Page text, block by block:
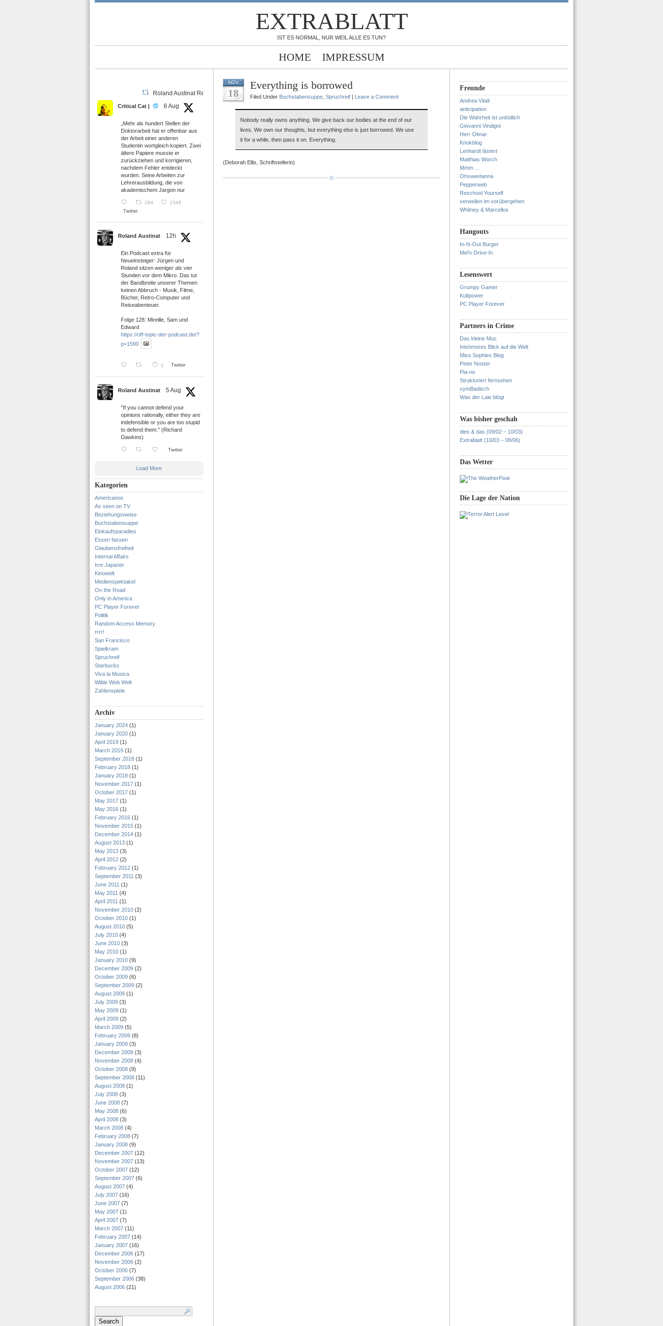
EXTRABLATT
IST ES NORMAL, NUR WEIL ALLE ES TUN?
HOME IMPRESSUM
Roland Austinat Retweeted
Critical Cat | 6 Aug
„Mehr als hundert Stellen der
Doktorarbeit hat er offenbar aus
der Arbeit einer anderen
Studentin wortgleich kopiert. Zwei
ältere Papiere musste er
zurückziehen und korrigieren,
nachdem Fehler entdeckt
wurden. Seine Arbeiten zur
Lehrerausbildung, die von
akademischem Jargon nur
284 2348
Twitter
Roland Austinat 12h
Ein Podcast extra für
Neueinsteiger: Jürgen und
Roland sitzen weniger als vier
Stunden vor dem Mikro. Das tut
der Bandbreite unserer Themen
keinen Abbruch - Musik, Filme,
Bücher, Retro-Computer und
Reiseabenteuer.
Folge 128: Mireille, Sam und
Edward
https://off-topic-der-podcast.de/?
p=1590
1 Twitter
Roland Austinat 5 Aug
"If you cannot defend your
opinions rationally, either they are
indefensible or you are too stupid
to defend them." (Richard
Dawkins)
Twitter
Load More
Kategorien
Americanos
As seen on TV
Beziehungsweise
Buchstabensuppe
Einkaufsparadies
Essen fassen
Glaubensfreiheit
Internal Affairs
Irre Japaner
Kinowelt
Medienspektakel
On the Road
Only in America
PC Player Forever
Politik
Random Access Memory
rrrr!
San Francisco
Spielkram
Spruchreif
Starbucks
Viva la Musica
Wilde Web Welt
Zahlenspiele
Archiv
January 2024 (1)
January 2020 (1)
April 2019 (1)
March 2019 (1)
September 2018 (1)
February 2018 (1)
January 2018 (1)
November 2017 (1)
October 2017 (1)
May 2017 (1)
May 2016 (1)
February 2016 (1)
November 2015 (1)
December 2014 (1)
August 2013 (1)
May 2013 (3)
April 2012 (2)
February 2012 (1)
September 2011 (3)
June 2011 (1)
May 2011 (4)
April 2011 (1)
November 2010 (2)
October 2010 (1)
August 2010 (5)
July 2010 (4)
June 2010 (3)
May 2010 (1)
January 2010 (9)
December 2009 (2)
October 2009 (6)
September 2009 (2)
August 2009 (1)
July 2009 (3)
May 2009 (1)
April 2009 (2)
March 2009 (5)
February 2009 (8)
January 2009 (3)
December 2008 (3)
November 2008 (4)
October 2008 (9)
September 2008 (11)
August 2008 (1)
July 2008 (3)
June 2008 (7)
May 2008 (6)
April 2008 (3)
March 2008 (4)
February 2008 (7)
January 2008 (9)
December 2007 (12)
November 2007 (13)
October 2007 (12)
September 2007 (6)
August 2007 (4)
July 2007 (16)
June 2007 (7)
May 2007 (1)
April 2007 (7)
March 2007 (11)
February 2007 (14)
January 2007 (16)
December 2006 (17)
November 2006 (2)
October 2006 (7)
September 2006 (38)
August 2006 (21)
NOV
18
Everything is borrowed
Filed Under Buchstabensuppe Spruchreif | Leave a Comment
Nobody really owns anything. We give back our bodies at the end of our
lives. We own our thoughts, but everything else is just borrowed. We use
it for a while, then pass it on. Everything.
(Deborah Ellis, Schriftstellerin)
Freunde
Andrea Vitali
anticipation
Die Wahrheit ist untödlich
Giovanni Vindigni
Herr Olmar
Knokblog
Lenhardt lästert
Matthias Worch
Mmm …
Ohsweetanna
Pepperweb
Reschool Yourself
verweilen im vorübergehen
Whitney & Marcellos
Hangouts
In-N-Out Burger
Mel’s Drive-In
Lesenswert
Grumpy Gamer
Kultpower
PC Player Forever
Partners in Crime
Das kleine Muc
Inishmores Blick auf die Welt
Miss Sophies Blog
Peter Noster
Pia-no
Strukturiert fernsehen
symBadisch
Was der Laie blögt
Was bisher geschah
dies & das (09/02 – 10/03)
Extrablatt (10/03 – 08/06)
Das Wetter
Die Lage der Nation